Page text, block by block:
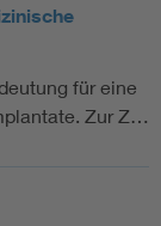
für eine
Zur Z…